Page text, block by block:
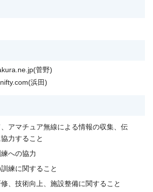
菅野)
浜田)
アマチュア無線による情報の収集、伝
力すること
への協力
練に関すること
、技術向上、施設整備に関すること